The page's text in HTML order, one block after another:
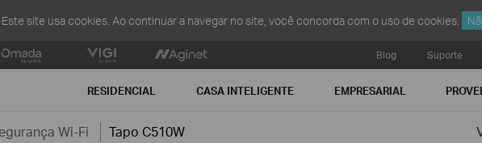
Este site usa cookies. Ao continuar a navegar no site, você concorda com o uso de cookies.
Blog Suporte
RESIDENCIAL CASA INTELIGENTE EMPRESARIAL
Wi-Fi Tapo C510W